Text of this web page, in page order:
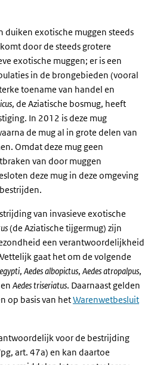
duiken exotische muggen steeds
door de steeds grotere
exotische muggen; er is een
in de brongebieden (vooral
toename van handel en
, de Aziatische bosmug, heeft
In 2012 is deze mug
de mug al in grote delen van
Omdat deze mug geen
van door muggen
deze mug in deze omgeving
van invasieve exotische
(de Aziatische tijgermug) zijn
een verantwoordelijkheid
gaat het om de volgende
, Aedes albopictus, Aedes atropalpus,
en Aedes triseriatus. Daarnaast gelden
op basis van hetWarenwetbesluit
voor de bestrijding
art. 47a) en kan daartoe